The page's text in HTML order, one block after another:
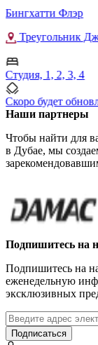
Бингхатти Флэр
Треугольник
Студия, 1, 2, 3, 4
Скоро будет
Наши партнеры
Чтобы найти для
в Дубае, мы
Подпишитесь на
Подпишитесь на
еженедельную
эксклюзивных
Подписаться